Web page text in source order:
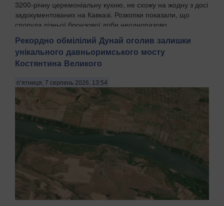
3200-річну церемоніальну кухню, не схожу на жодну з досі
задокументованих на Кавказі. Розкопки показали, що
споруда пізньої бронзової доби неодноразово
перебудовувалась протягом поколінь, а попередні...
Рекордно обмілілий Дунай оголив залишки
унікального давньоримського мосту
Костянтина Великого
п’ятниця, 7 серпень 2026, 13:54